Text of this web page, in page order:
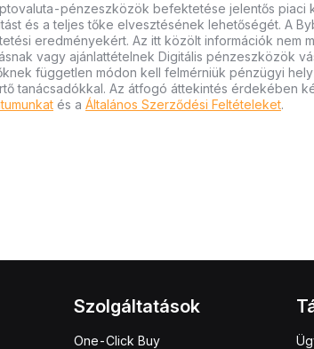
pénzeszközök befektetése jelentős piaci
és a teljes tőke elvesztésének lehetőségét. A
eredményekért. Az itt közölt információk nem
vagy ajánlattételnek Digitális pénzeszközök
független módon kell felmérniük pénzügyi
tanácsadókkal. Az átfogó áttekintés érdekében
és a Általános Szerződési Feltételeket.
Szolgáltatások
One-Click Buy